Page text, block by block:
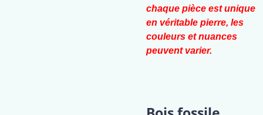
chaque pièce est unique
en véritable pierre, les
couleurs et nuances
peuvent varier.